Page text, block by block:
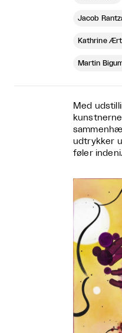
Jacob
Kathrine
Martin
Med
udtrykker
føler indeni.